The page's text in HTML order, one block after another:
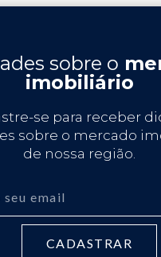
sobre o
imobiliário
se para receber
sobre o mercado
de nossa região.
CADASTRAR